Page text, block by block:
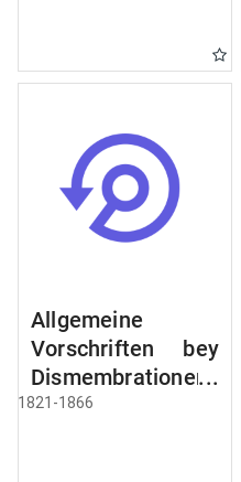
Allgemeine
Vorschriften bey
Dismembrationen
Domainen-
1821-1866